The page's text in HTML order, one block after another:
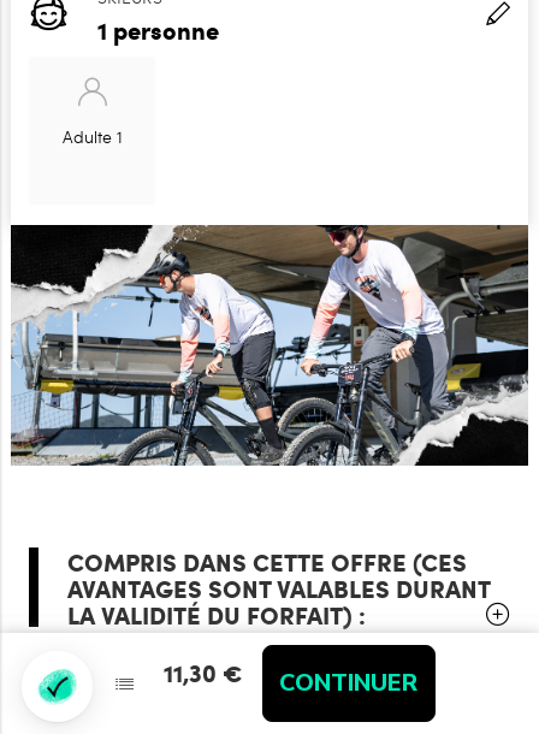
1 personne
Adulte 1
11,30 € CONTINUER
COMPRIS DANS CETTE OFFRE (CES
AVANTAGES SONT VALABLES DURANT
LA VALIDITÉ DU FORFAIT) :
11,30 €
CONTINUER